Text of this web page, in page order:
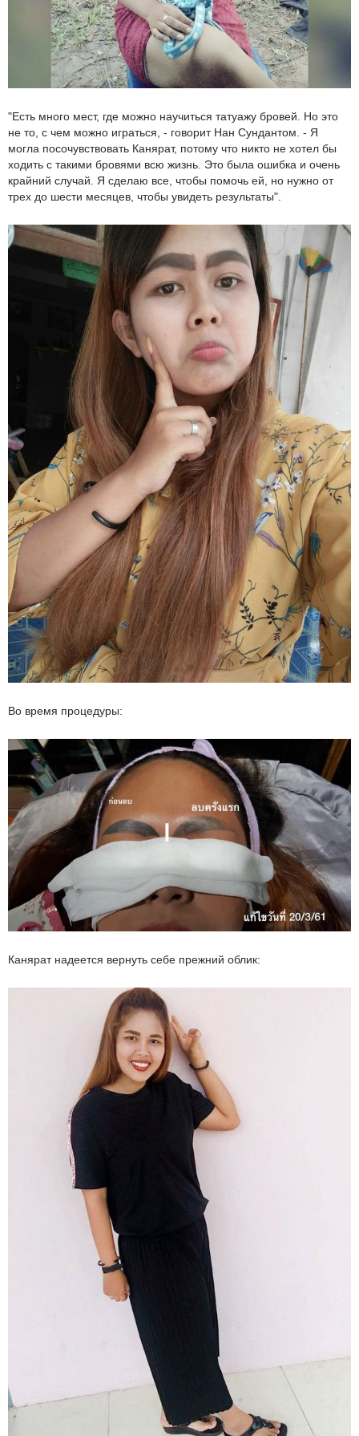
"Есть много мест, где можно научиться татуажу бровей. Но это
не то, с чем можно играться, - говорит Нан Сундантом. - Я
могла посочувствовать Канярат, потому что никто не хотел бы
ходить с такими бровями всю жизнь. Это была ошибка и очень
крайний случай. Я сделаю все, чтобы помочь ей, но нужно от
трех до шести месяцев, чтобы увидеть результаты".
Во время процедуры:
Канярат надеется вернуть себе прежний облик: